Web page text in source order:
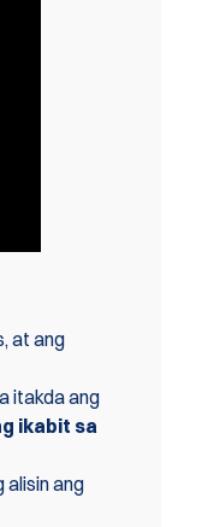
at ang
itakda ang
ikabit sa
alisin ang